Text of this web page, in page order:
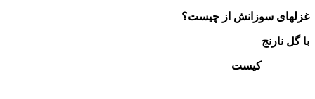
غزلهای سوزانش از چیست؟
با گل نارنج
کیست